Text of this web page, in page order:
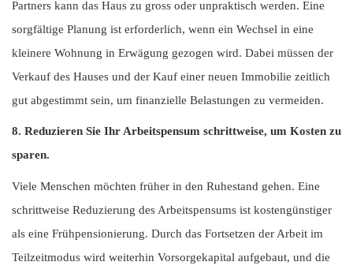
Partners kann das Haus zu gross oder unpraktisch werden. Eine
sorgfältige Planung ist erforderlich, wenn ein Wechsel in eine
kleinere Wohnung in Erwägung gezogen wird. Dabei müssen der
Verkauf des Hauses und der Kauf einer neuen Immobilie zeitlich
gut abgestimmt sein, um finanzielle Belastungen zu vermeiden.
8. Reduzieren Sie Ihr Arbeitspensum schrittweise, um Kosten zu
sparen.
Viele Menschen möchten früher in den Ruhestand gehen. Eine
schrittweise Reduzierung des Arbeitspensums ist kostengünstiger
als eine Frühpensionierung. Durch das Fortsetzen der Arbeit im
Teilzeitmodus wird weiterhin Vorsorgekapital aufgebaut, und die